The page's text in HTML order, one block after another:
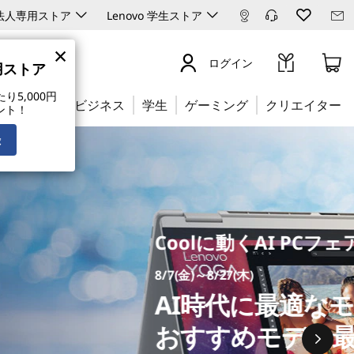
専用ストア
×
トア
り5,000円
！
Lenovo 学生ストア
ログイン
公式ストア: ビジネス 学生 ゲーミング クリエイター